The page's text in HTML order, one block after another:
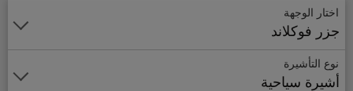
اختار الوجهة
جزر فوكلاند
نوع التأشيرة
أشيرة سياحية